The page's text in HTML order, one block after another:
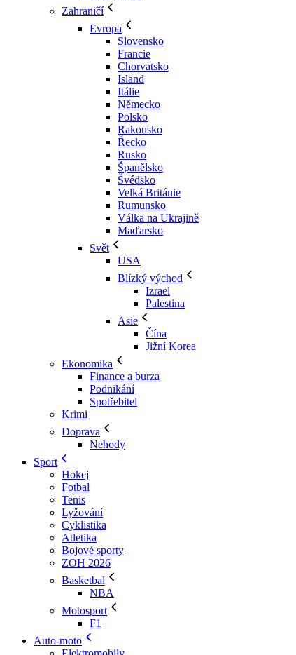
Zahraničí
Evropa
Slovensko
Francie
Chorvatsko
Island
Itálie
Německo
Polsko
Rakousko
Řecko
Rusko
Španělsko
Švédsko
Velká Británie
Rumunsko
Válka na Ukrajině
Maďarsko
Svět
USA
Blízký východ
Izrael
Palestina
Asie
Čína
Jižní Korea
Ekonomika
Finance a burza
Podnikání
Spotřebitel
Krimi
Doprava
Nehody
Sport
Hokej
Fotbal
Tenis
Lyžování
Cyklistika
Atletika
Bojové sporty
ZOH 2026
Basketbal
NBA
Motosport
F1
Auto-moto